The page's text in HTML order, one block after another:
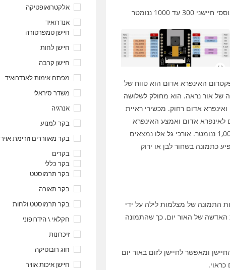
1000 ננומטר
האינפרא אדום הוא טווח של
של אור נראה. הוא מחולק לשלושה
ואינפרא אדום רחוק. מכשירי ראיית
לאינפרא אדום ואמצע האינפרא
אדום, שיש להם אורכי גל בין כ-700 ננומטר ל-1,000 ננומטר. אורכי גל אלו נמצאים
כתמונה בשחור לבן או ירוק
התמונה של מצלמות לילה על ידי
של האור יום, כך שהתמונה
ומאפשר לחיישן לזום באור יום
אלקטרואופטיקה
אנדרואיד
חיישן טמפרטורה
חיישן לחות
חיישן קרבה
מפתח אימות לאנדרואיד
משדר סיראלי
אנרגיה
בקר למנוע
בקר מאווררים וזרימת אויר
בקרים
בקר כללי
בקר תרמוסטט
בקר תאורה
בקר תרמוסטט ולחות
חקלאי \ הידרופוני
זיכרונות
חוג רובוטיקה
חיישן איכות אוויר